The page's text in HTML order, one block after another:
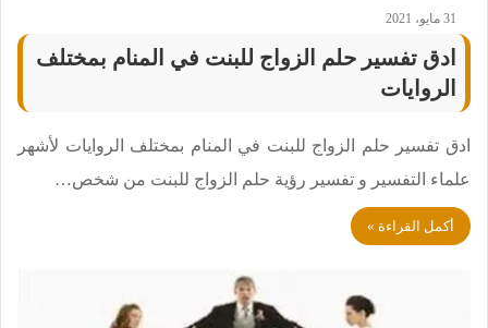
31 مايو، 2021
ادق تفسير حلم الزواج للبنت في المنام بمختلف
الروايات
ادق تفسير حلم الزواج للبنت في المنام بمختلف الروايات لأشهر
علماء التفسير و تفسير رؤية حلم الزواج للبنت من شخص…
أكمل القراءة »